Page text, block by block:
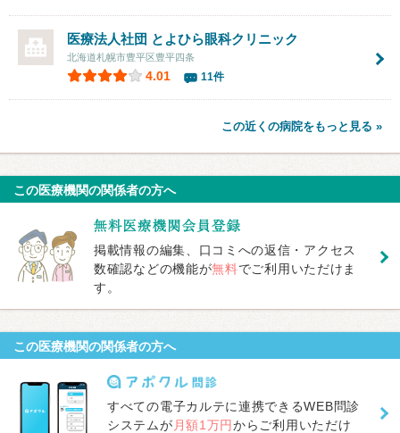
医療法人社団 とよひら眼科クリニック
北海道札幌市豊平区豊平四条
4.01 11件
この近くの病院をもっと見る »
この医療機関の関係者の方へ
掲載情報の編集、口コミへの返信・アクセス
数確認などの機能が無料でご利用いただけま
す。
この医療機関の関係者の方へ
すべての電子カルテに連携できるWEB問診
システムが 月額1万円からご利用いただけ